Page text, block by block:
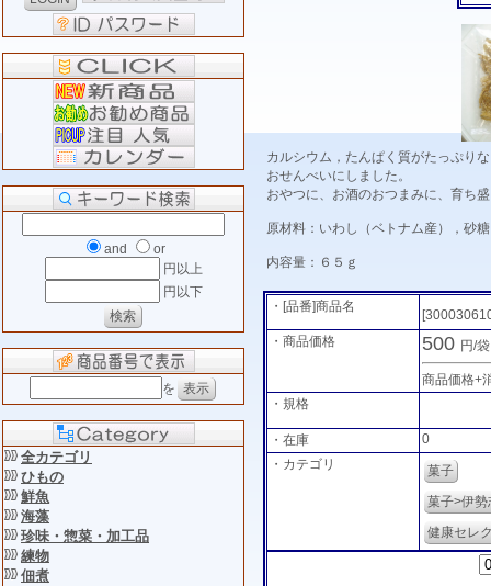
and
or
円以上
円以下
を
全カテゴリ
ひもの
鮮魚
海藻
珍味・惣菜・加工品
練物
佃煮
カルシウム，たんぱく質がたっぷり
おせんべいにしました。
おやつに、お酒のおつまみに、育ち
原材料：いわし（ベトナム産），砂
内容量：６５ｇ
・[品番]商品名
・商品価格
500 円/
商品価格+
・規格
・在庫
0
・カテゴリ
菓子
菓子>伊
健康セレ